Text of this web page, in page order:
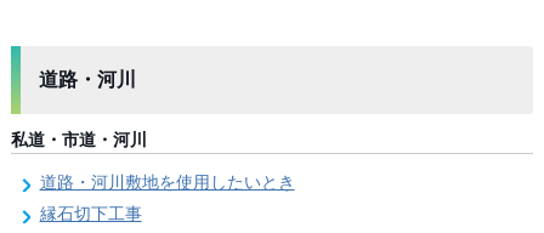
道路・河川
私道・市道・河川
道路・河川敷地を使用したいとき
縁石切下工事